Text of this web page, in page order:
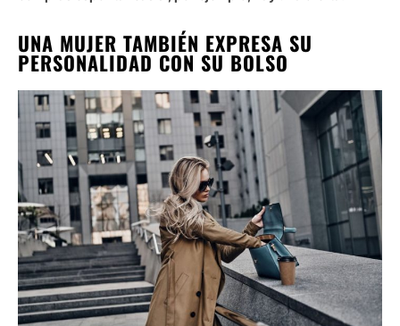
UNA MUJER TAMBIÉN EXPRESA SU
PERSONALIDAD CON SU BOLSO